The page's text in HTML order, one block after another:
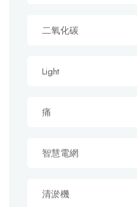
二氧化碳
Light
痛
智慧電網
清淤機